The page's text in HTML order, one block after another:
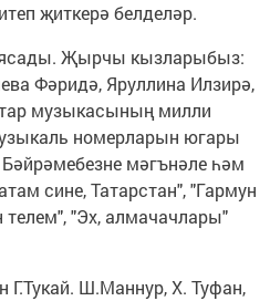
җиткерә белделәр.
Җырчы кызларыбыз:
Фәридә, Яруллина Илзирә,
музыкасының милли
номерларын югары
мәгънәле һәм
сине, Татарстан", "Гармун
телем", "Эх, алмачачлары"
Г.Тукай. Ш.Маннур, Х. Туфан,